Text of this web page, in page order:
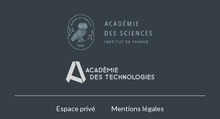
Espace privé Mentions légales